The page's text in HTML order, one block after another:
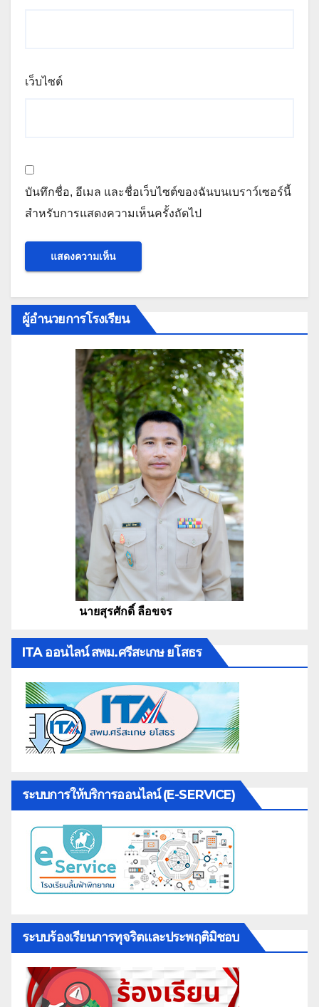
เว็บไซต์
บันทึกชื่อ, อีเมล และชื่อเว็บไซต์ของฉันบนเบราว์เซอร์นี้
สำหรับการแสดงความเห็นครั้งถัดไป
ผู้อำนวยการโรงเรียน
นายสุรศักดิ์ ลือขจร
ITA ออนไลน์ สพม.ศรีสะเกษ ยโสธร
ระบบการให้บริการออนไลน์ (E-SERVICE)
ระบบร้องเรียนการทุจริตและประพฤติมิชอบ